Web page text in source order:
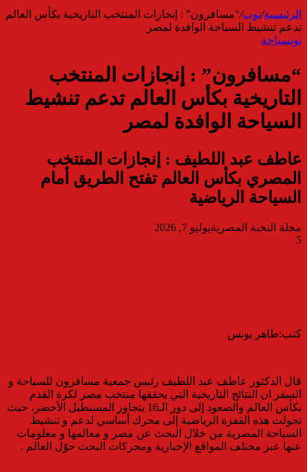
الرئيسية/توب/“مسافرون” : إنجازات المنتخب التاريخية بكأس العالم
تدعم تنشيط السياحة الوافدة لمصر
توبسياحة
“مسافرون” : إنجازات المنتخب
التاريخية بكأس العالم تدعم تنشيط
السياحة الوافدة لمصر
عاطف عبد اللطيف : إنجازات المنتخب
المصري بكأس العالم تفتح الطريق أمام
السياحة الرياضية
مجلة النخبة المصريةيوليو 7, 2026
5
كتب:طاهر يونس
قال الدكتور عاطف عبد اللطيف رئيس جمعية مسافرون للسياحة و
السفر ان النتائج التاريخية التي يحققها منتخب مصر لكرة القدم
بكأس العالم والصعود إلى دور الـ16 يتجاوز المستطيل الأخضر، حيث
تحولت هذه القفزة الرياضية إلى محرك أساسي لدعم و تنشيط
السياحة المصرية من خلال البحث عن مصر و معالمها و معلومات
عنها عبر مختلف المواقع الإخبارية ومحركات البحث حوّل العالم .